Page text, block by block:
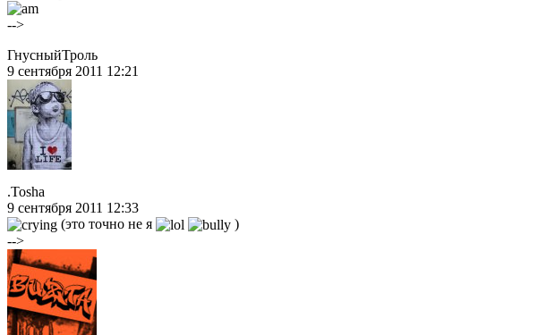
-->
ГнусныйТроль
9 сентября 2011 12:21
.Tosha
9 сентября 2011 12:33
(это точно не я
)
-->